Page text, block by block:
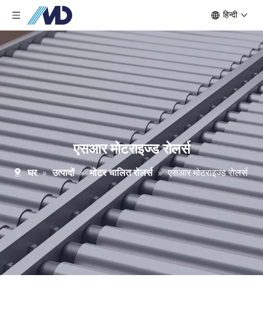
हिन्दी
एसआर मोटराइज्ड रोलर्स
घर » उत्पादों » मोटर चालित रोलर्स » एसआर मोटराइज्ड रोलर्स